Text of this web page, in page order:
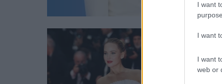
I want
I want
I want
web or